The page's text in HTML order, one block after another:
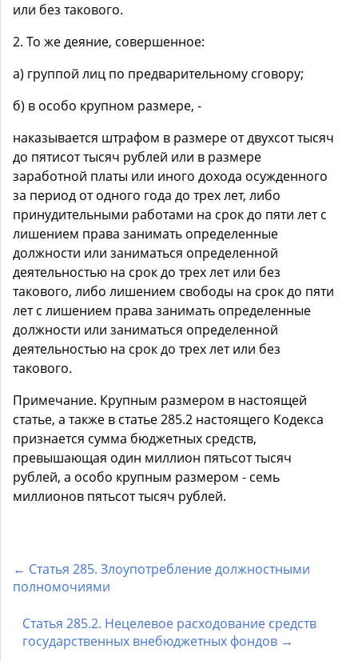
или без такового.
2. То же деяние, совершенное:
а) группой лиц по предварительному сговору;
б) в особо крупном размере, -
наказывается штрафом в размере от двухсот тысяч
до пятисот тысяч рублей или в размере
заработной платы или иного дохода осужденного
за период от одного года до трех лет, либо
принудительными работами на срок до пяти лет с
лишением права занимать определенные
должности или заниматься определенной
деятельностью на срок до трех лет или без
такового, либо лишением свободы на срок до пяти
лет с лишением права занимать определенные
должности или заниматься определенной
деятельностью на срок до трех лет или без
такового.
Примечание. Крупным размером в настоящей
статье, а также в статье 285.2 настоящего Кодекса
признается сумма бюджетных средств,
превышающая один миллион пятьсот тысяч
рублей, а особо крупным размером - семь
миллионов пятьсот тысяч рублей.
← Статья 285. Злоупотребление должностными
полномочиями
Статья 285.2. Нецелевое расходование средств
государственных внебюджетных фондов →